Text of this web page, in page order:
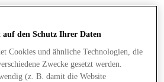
den Schutz Ihrer Daten
Cookies und ähnliche Technologien, die
Zwecke gesetzt werden.
(z. B. damit die Website